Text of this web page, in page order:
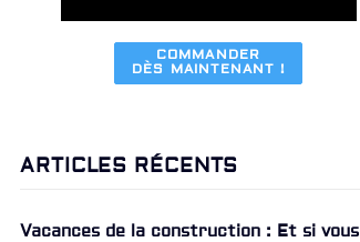
COMMANDER
DÈS MAINTENANT !
ARTICLES RÉCENTS
Vacances de la construction : Et si vous